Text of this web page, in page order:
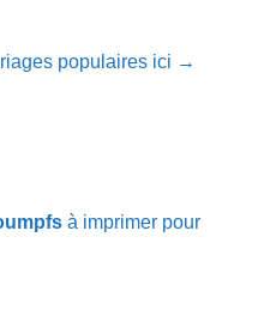
populaires ici →
à imprimer pour